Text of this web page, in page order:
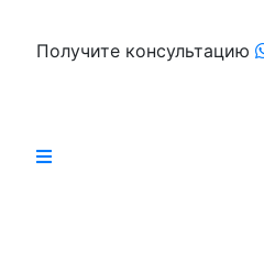
Получите консультацию